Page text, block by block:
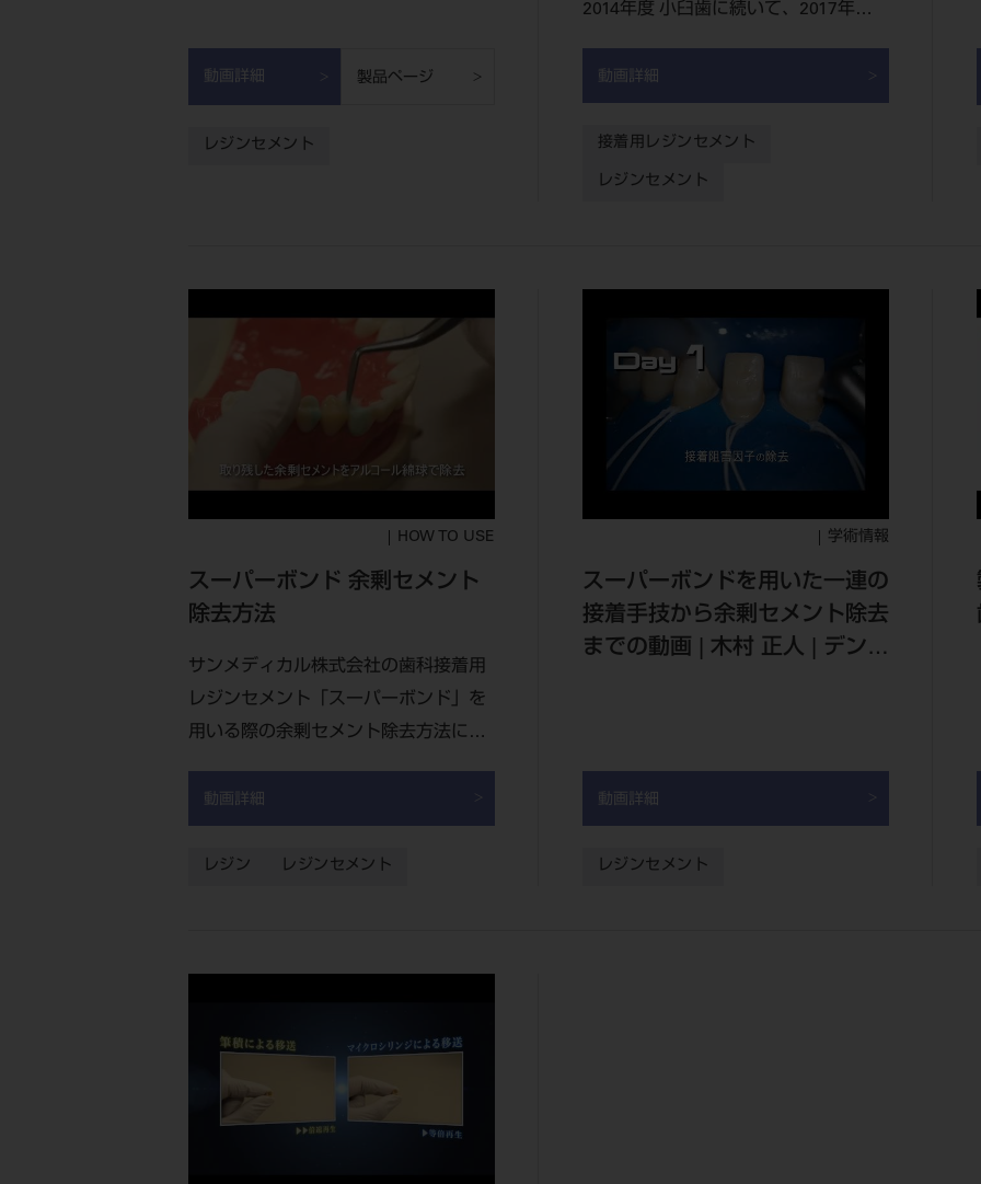
動画詳細 製品ページ
レジンセメント
2014年度 小臼歯に続いて、2017年度
となり、診療に導...
動画詳細
接着用レジンセメント
レジンセメント
HOW TO USE
スーパーボンド 余剰セメント
除去方法
サンメディカル株式会社の歯科接着用
レジンセメント「スーパーボンド」を
用いる際の余剰セメント除去方法につ
動画詳細
レジン レジンセメント
学術情報
スーパーボンドを用いた一連の
接着手技から余剰セメント除去
までの動画 | 木村 正人 | デンタ
動画詳細
レジンセメント